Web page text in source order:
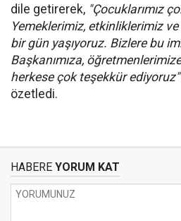
dile getirerek, "Çocuklarımız
Yemeklerimiz, etkinliklerimiz
bir gün yaşıyoruz. Bizlere bu
Başkanımıza,
herkese çok teşekkür ediyoruz"
özetledi.
HABERE YORUM KAT